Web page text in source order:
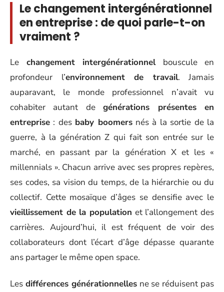
Le changement intergénérationnel
en entreprise : de quoi parle-t-on
vraiment ?
Le changement intergénérationnelbouscule en
profondeur l’environnement de travail. Jamais
auparavant, le monde professionnel n’avait vu
cohabiter autant degénérations présentes en
entreprise : des baby boomersnés à la sortie de la
guerre, à la génération Z qui fait son entrée sur le
marché, en passant par la génération X et les «
millennials ». Chacun arrive avec ses propres repères,
ses codes, sa vision du temps, de la hiérarchie ou du
collectif. Cette mosaïque d’âges se densifie avec le
vieillissement de la population et l’allongement des
carrières. Aujourd’hui, il est fréquent de voir des
collaborateurs dont l’écart d’âge dépasse quarante
ans partager le même open space.
Les différences générationnellesne se réduisent pas